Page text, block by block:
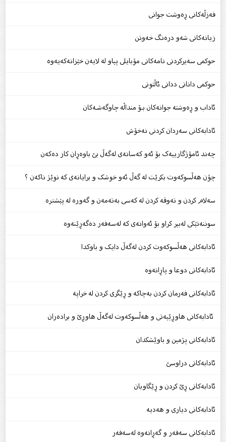
فەزڵەکانی ڕەوشت جوانی
زیانەکانى شەو درەنگ خەوتن
حوکمى سەیرکردنى نامەکانى مۆبایلی پیاو لە لایەن خێزانەکەیەوە
حوكمى دانانى ددانى ئاڵتونى
ئاداب و ڕەوشتە جوانەكان بـۆ منداڵە چاوگەشـەكان
ئادابەکانی سەردان کردنی نەخۆش
چەند ئامۆژگارییەک بۆ ئەو کەسانەی لەگەڵ بێ باوەڕان کار دەکەن
چۆن هەڵسوکەوت بکرێت لە گەڵ ئەو خوشک و برایانەی کە نوێژ ناکەن ؟
سەلام کردن و تەوقە کردن لە کەسی بەتەمەن و گەورە لە پێشترە
سوننەتێکى لەبیر کراو بۆ ئەوانەى کە لەسەفەر دەگەڕێنەوە
ئادابەکانی هەڵسوکەوت کردن لەگەڵ دایک و باوکدا
ئادابەکانی دوعا و پاڕانەوە
ئادابەکانی فەرمان کردن بەچاکە و ڕێگری کردن لە خراپە
ئادابەکانی هاوڕێیەتی و هەڵسوکەوت لەگەڵ هاوڕێ و برادەران
ئادابەکانی پژمین و باوێشکدان
ئادابەکانى دراوسێ
ئادابەکانى ڕێ کردن و ڕێگاوبان
ئادابەکانی دیارى و هەدیە
ئادابەکانى سەفەر و گەڕانەوە لەسەفەر